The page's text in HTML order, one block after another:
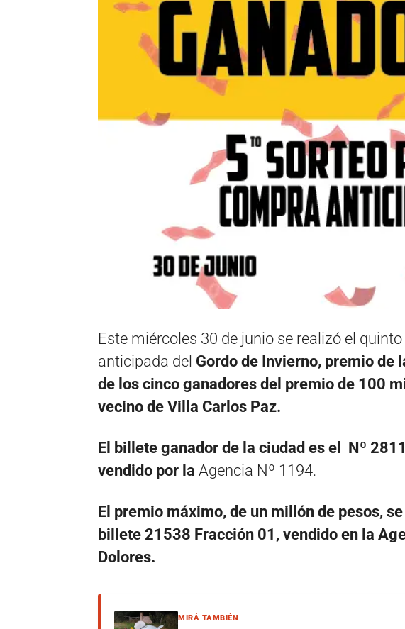
Este miércoles 30 de junio se realizó el
anticipada del Gordo de Invierno, premio de
de los cinco ganadores del premio de 100
vecino de Villa Carlos Paz.
El billete ganador de la ciudad es el Nº
vendido por la Agencia Nº 1194.
El premio máximo, de un millón de pesos,
billete 21538 Fracción 01, vendido en la
Dolores.
MIRÁ TAMBIÉN